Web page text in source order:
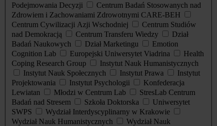
Podejmowania Decyzji
Centrum Badań Stosowanych nad
Zdrowiem i Zachowaniami Zdrowotnymi CARE-BEH
Centrum Cywilizacji Azji Wschodniej
Centrum Studiów
nad Demokracją
Centrum Transferu Wiedzy
Dział
Badań Naukowych
Dział Marketingu
Emotion
Cognition Lab
Europejski Uniwersytet Viadrina
Health
Coping Research Group
Instytut Nauk Humanistycznych
Instytut Nauk Społecznych
Instytut Prawa
Instytut
Projektowania
Instytut Psychologii
Konfederacja
Lewiatan
Młodzi w Centrum Lab
StresLab Centrum
Badań nad Stresem
Szkoła Doktorska
Uniwersytet
SWPS
Wydział Interdyscyplinarny w Krakowie
Wydział Nauk Humanistycznych
Wydział Nauk